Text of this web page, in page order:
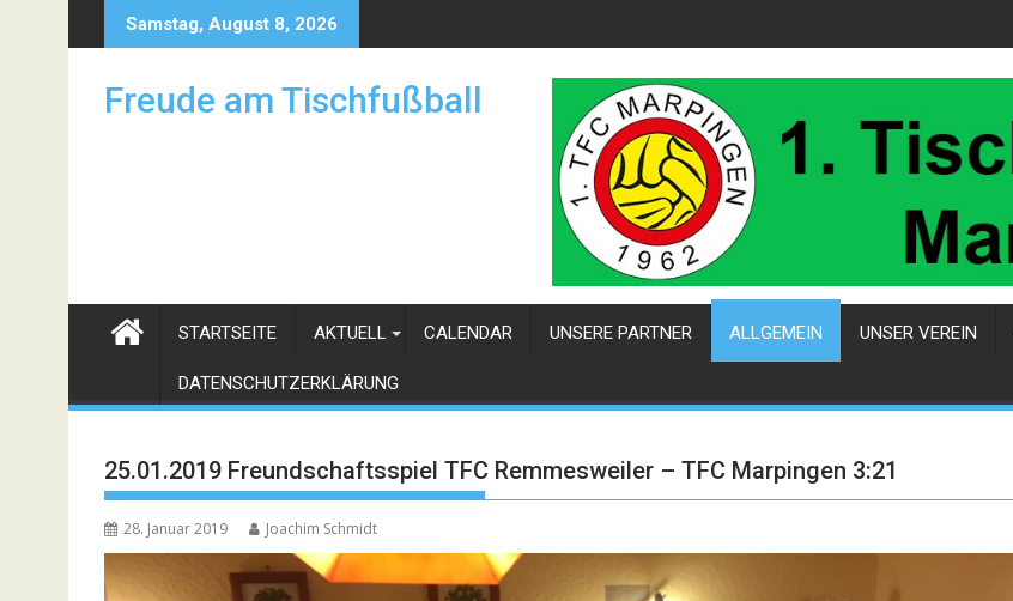
to
Samstag, August 8, 2026
Freude am Tischfußball
STARTSEITE AKTUELL CALENDAR UNSERE PARTNER ALLGEMEIN UNSER VEREIN
DATENSCHUTZERKLÄRUNG
25.01.2019 Freundschaftsspiel TFC Remmesweiler – TFC Marpingen 3:21
28. Januar 2019 Joachim Schmidt